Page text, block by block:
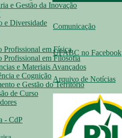
e Gestão da Inovação
e Diversidade
Profissional em Física
Profissional em Filosofia
e Materiais Avançados
e Cognição
e Gestão do Território
de Curso
- CdP
Comunicação
UFABC no Facebook
Arquivo de Notícias